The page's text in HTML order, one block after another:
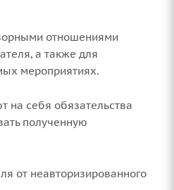
отношениями
а также для
мероприятиях.
себя обязательства
полученную
от неавторизированного